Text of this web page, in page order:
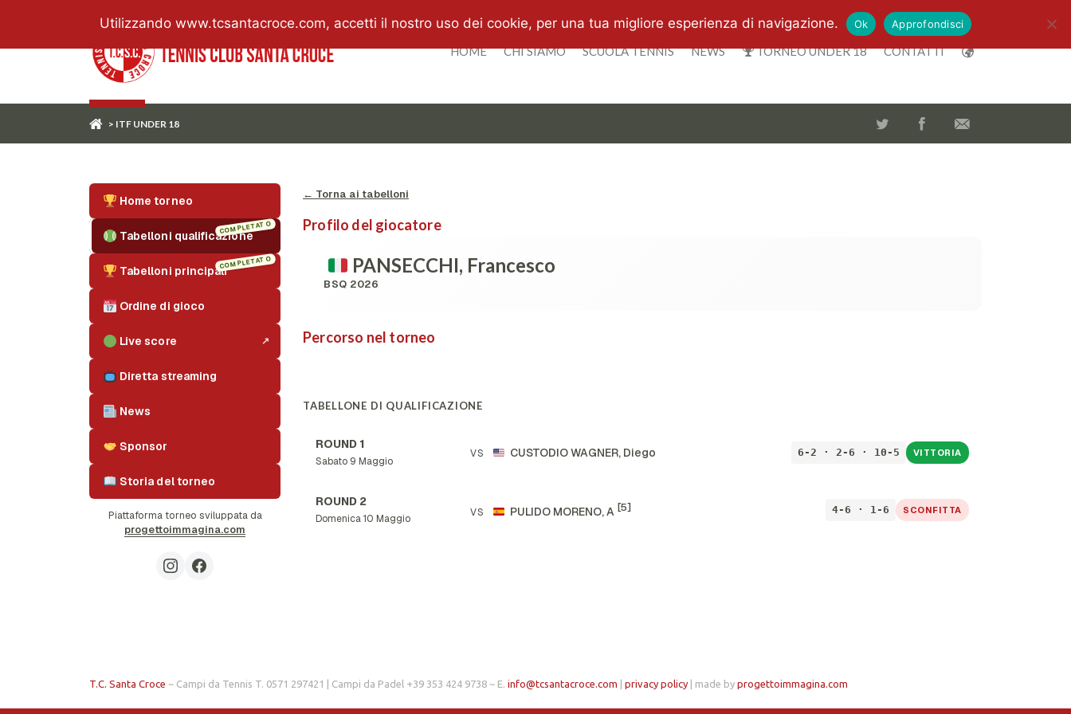
HOME CHI SIAMO SCUOLA TENNIS NEWS TORNEO UNDER 18 CONTATTI
> ITF UNDER 18
Home torneo
Tabelloni qualificazione
COMPLETATO
Tabelloni principali
COMPLETATO
Ordine di gioco
Live score
Diretta streaming
News
Sponsor
Storia del torneo
Piattaforma torneo sviluppata da
progettoimmagina.com
← Torna ai tabelloni
Profilo del giocatore
PANSECCHI, Francesco
BSQ 2026
Percorso nel torneo
TABELLONE DI QUALIFICAZIONE
ROUND 1
Sabato 9 Maggio
VS CUSTODIO WAGNER, Diego 6-2 · 2-6 · 10-5 VITTORIA
ROUND 2
Domenica 10 Maggio
VS PULIDO MORENO, A [5] 4-6 · 1-6 SCONFITTA
T.C. Santa Croce ~ Campi da Tennis T. 0571 297421 | Campi da Padel +39 353 424 9738 ~ E. info@tcsantacroce.com privacy policy | made by progettoimmagina.com
Utilizzando www.tcsantacroce.com, accetti il nostro uso dei cookie, per una tua migliore esperienza di navigazione. Ok Approfondisci